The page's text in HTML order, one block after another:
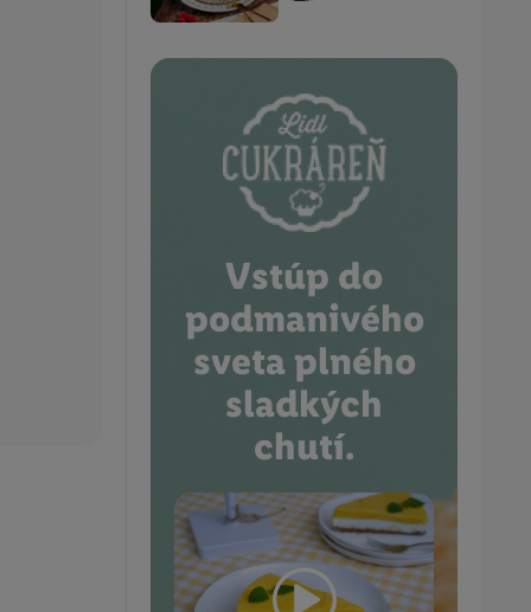
Vstúp do
podmanivého
sveta plného
sladkých
chutí.